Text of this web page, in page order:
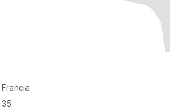
Francia
35